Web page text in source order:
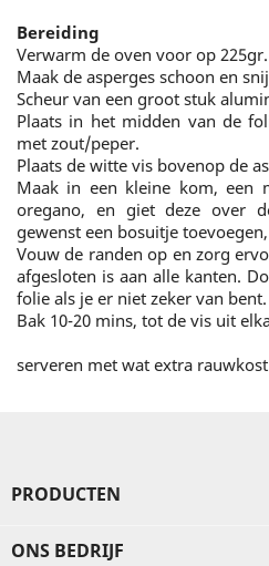
Bereiding
Verwarm de oven voor op 225gr.
Maak de asperges schoon en
Scheur van een groot stuk
Plaats in het midden van de
met zout/peper.
Plaats de witte vis bovenop de
Maak in een kleine kom, een
oregano, en giet deze over
gewenst een bosuitje
Vouw de randen op en zorg
afgesloten is aan alle kanten.
folie als je er niet zeker van bent.
Bak 10-20 mins, tot de vis uit
serveren met wat extra
PRODUCTEN
ONS BEDRIJF